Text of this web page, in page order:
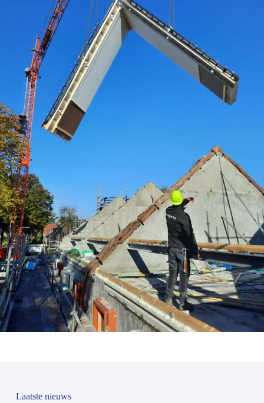
Laatste nieuws